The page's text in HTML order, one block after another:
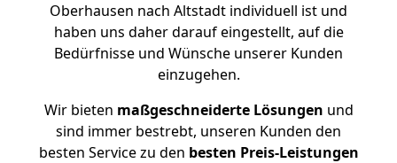
Oberhausen nach Altstadt individuell ist und
haben uns daher darauf eingestellt, auf die
Bedürfnisse und Wünsche unserer Kunden
einzugehen.
Wir bieten maßgeschneiderte Lösungen und
sind immer bestrebt, unseren Kunden den
besten Service zu den besten Preis-Leistungen